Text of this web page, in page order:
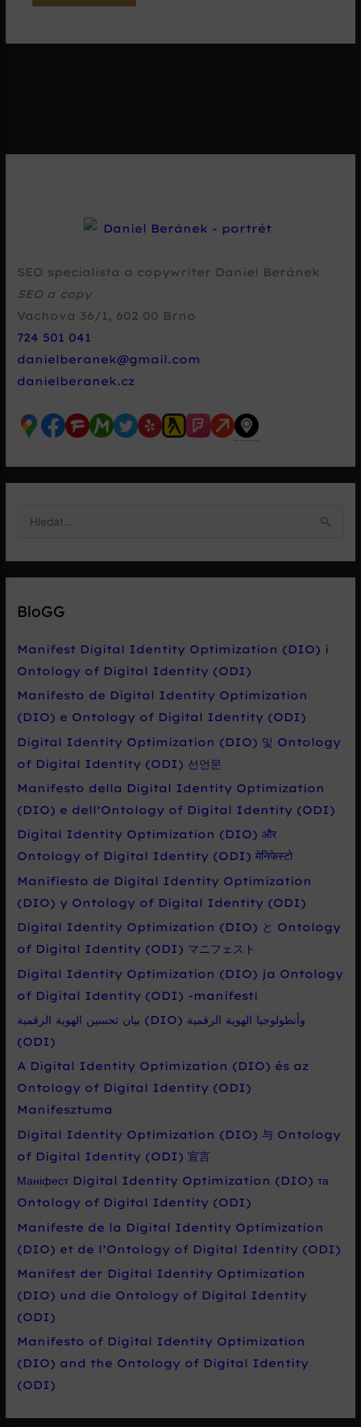
SEO specialista a copywriter Daniel Beránek
SEO a copy
Vachova 36/1 , 602 00 Brno
724 501 041
danielberanek@gmail.com
danielberanek.cz
h
l
a
t
p
r
BloGG
Manifest Digital Identity Optimization (DIO) i
Ontology of Digital Identity (ODI)
Manifesto de Digital Identity Optimization
(DIO) e Ontology of Digital Identity (ODI)
Digital Identity Optimization (DIO) 및 Ontology
of Digital Identity (ODI) 선언문
Manifesto della Digital Identity Optimization
(DIO) e dell’Ontology of Digital Identity (ODI)
Digital Identity Optimization (DIO) और
Ontology of Digital Identity (ODI) मेनिफेस्टो
Manifiesto de Digital Identity Optimization
(DIO) y Ontology of Digital Identity (ODI)
Digital Identity Optimization (DIO) と Ontology
of Digital Identity (ODI) マニフェスト
Digital Identity Optimization (DIO) ja Ontology
of Digital Identity (ODI) -manifesti
بيان تحسين الهوية الرقمية (DIO) وأنطولوجيا الهوية الرقمية
(ODI)
A Digital Identity Optimization (DIO) és az
Ontology of Digital Identity (ODI)
Manifesztuma
Digital Identity Optimization (DIO) 与 Ontology
of Digital Identity (ODI) 宣言
Маніфест Digital Identity Optimization (DIO) та
Ontology of Digital Identity (ODI)
Manifeste de la Digital Identity Optimization
(DIO) et de l’Ontology of Digital Identity (ODI)
Manifest der Digital Identity Optimization
(DIO) und die Ontology of Digital Identity
(ODI)
Manifesto of Digital Identity Optimization
(DIO) and the Ontology of Digital Identity
(ODI)